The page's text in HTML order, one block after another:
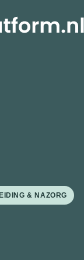
& NAZORG